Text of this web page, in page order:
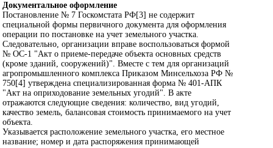
Документальное оформление
Постановление № 7 Госкомстата РФ[3] не содержит
специальной формы первичного документа для оформления
операции по постановке на учет земельного участка.
Следовательно, организации вправе воспользоваться формой
№ ОС-1 "Акт о приеме-передаче объекта основных средств
(кроме зданий, сооружений)". Вместе с тем для организаций
агропромышленного комплекса Приказом Минсельхоза РФ №
750[4] утверждена специализированная форма № 401-АПК
"Акт на оприходование земельных угодий". В акте
отражаются следующие сведения: количество, вид угодий,
качество земель, балансовая стоимость принимаемого на учет
объекта.
Указывается расположение земельного участка, его местное
название; номер и дата распоряжения принимающей